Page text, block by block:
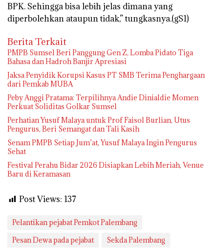
BPK. Sehingga bisa lebih jelas dimana yang
diperbolehkan ataupun tidak,” tungkasnya.(gS1)
Berita Terkait
PMPB Sumsel Beri Panggung Gen Z, Lomba Pidato Tiga
Bahasa dan Hadroh Banjir Apresiasi
Jaksa Penyidik Korupsi Kasus PT SMB Terima Penghargaan
dari Pemkab MUBA
Peby Anggi Pratama: Terpilihnya Andie Dinialdie Momen
Perkuat Soliditas Golkar Sumsel
Perhatian Yusuf Malaya untuk Prof Faisol Burlian, Utus
Pengurus, Beri Semangat dan Tali Kasih
Senam PMPB Setiap Jum’at, Yusuf Malaya Ingin Pengurus
Sehat
Festival Perahu Bidar 2026 Disiapkan Lebih Meriah, Venue
Baru di Keramasan
Post Views: 137
Pelantikan pejabat Pemkot Palembang
Pesan Dewa pada pejabat
Sekda Palembang